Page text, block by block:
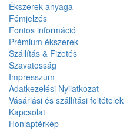
Ékszerek anyaga
Fémjelzés
Fontos információ
Prémium ékszerek
Szállítás & Fizetés
Szavatosság
Impresszum
Adatkezelési Nyilatkozat
Vásárlási és szállítási feltételek
Kapcsolat
Honlaptérkép